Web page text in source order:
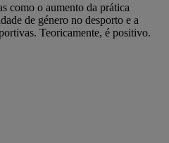
como o aumento da prática
de género no desporto e a
Teoricamente, é positivo.